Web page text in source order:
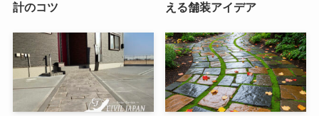
計のコツ
える舗装アイデア